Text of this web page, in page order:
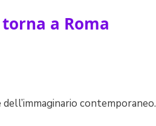
contemporaneo.